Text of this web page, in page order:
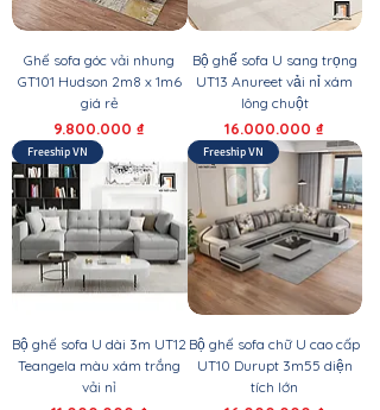
Ghế sofa góc vải nhung
GT101 Hudson 2m8 x 1m6
giá rẻ
Giá
9.800.000 ₫
Bộ ghế sofa U sang trọng
UT13 Anureet vải nỉ xám
lông chuột
Giá
16.000.000 ₫
Freeship VN
Bộ ghế sofa U dài 3m UT12
Teangela màu xám trắng
vải nỉ
Freeship VN
Bộ ghế sofa chữ U cao cấp
UT10 Durupt 3m55 diện
tích lớn